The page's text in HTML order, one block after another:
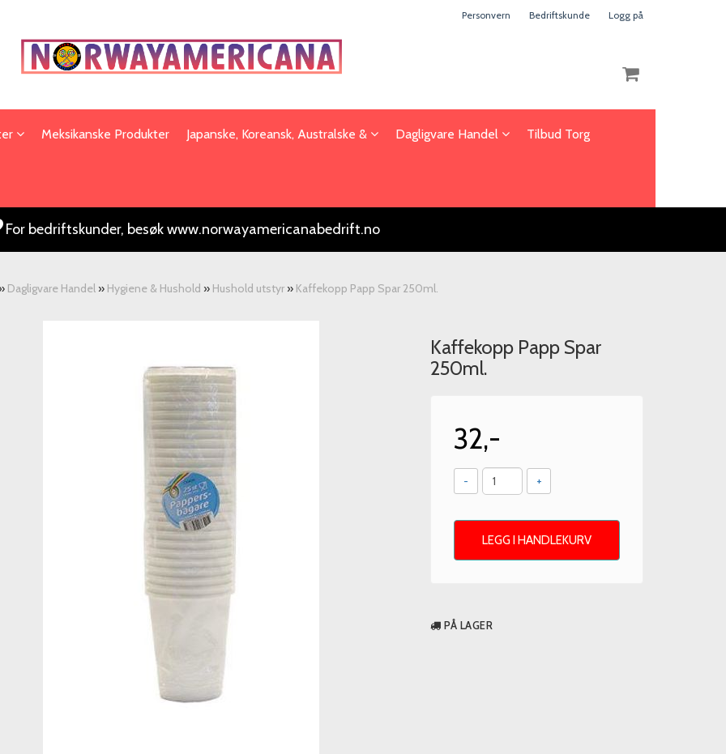
Personvern Bedriftskunde Logg på
Meksikanske Produkter Japanske, Koreansk, Australske & Dagligvare Handel Tilbud Torg
For bedriftskunder, besøk www.norwayamericanabedrift.no
» Dagligvare Handel» Hygiene & Hushold » Hushold utstyr» Kaffekopp Papp Spar 250ml.
Kaffekopp Papp Spar
250ml.
32,-
- +
LEGG I HANDLEKURV
PÅ LAGER